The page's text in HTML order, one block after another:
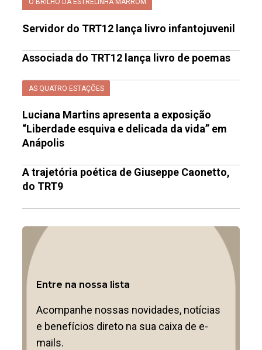
O BRILHO DA ESTRELINHA MARROM
Servidor do TRT12 lança livro infantojuvenil
Associada do TRT12 lança livro de poemas
AS QUATRO ESTAÇÕES
Luciana Martins apresenta a exposição
“Liberdade esquiva e delicada da vida” em
Anápolis
A trajetória poética de Giuseppe Caonetto,
do TRT9
Entre na nossa lista
Acompanhe nossas novidades, notícias
e benefícios direto na sua caixa de e-
mails.